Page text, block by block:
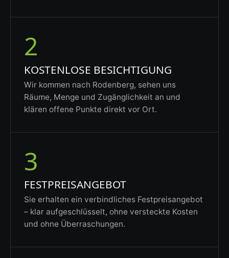
2
KOSTENLOSE BESICHTIGUNG
Wir kommen nach Rodenberg, sehen uns
Räume, Menge und Zugänglichkeit an und
klären offene Punkte direkt vor Ort.
3
FESTPREISANGEBOT
Sie erhalten ein verbindliches Festpreisangebot
– klar aufgeschlüsselt, ohne versteckte Kosten
und ohne Überraschungen.